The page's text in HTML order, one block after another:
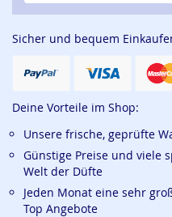
Sicher und bequem
Deine Vorteile im Shop:
Unsere frische, geprüfte
Günstige Preise und viele
Welt der Düfte
Jeden Monat eine sehr
Top Angebote